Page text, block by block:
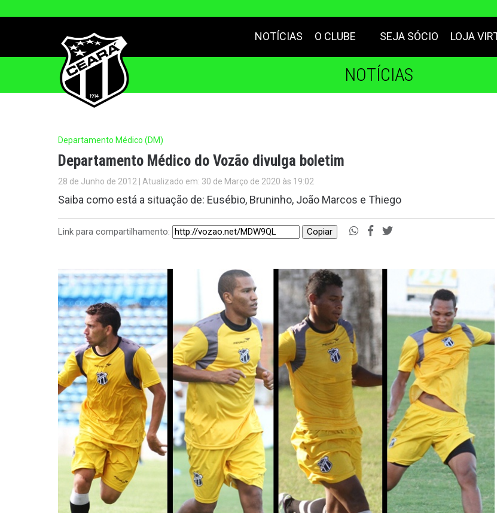
NOTÍCIAS O CLUBE SEJA SÓCIO LOJA
NOTÍCIAS
Departamento Médico (DM)
Departamento Médico do Vozão divulga boletim
28 de Junho de 2012 | Atualizado em: 30 de Março de 2020 às 19:02
Saiba como está a situação de: Eusébio, Bruninho, João Marcos e Thiego
Link para compartilhamento: Copiar